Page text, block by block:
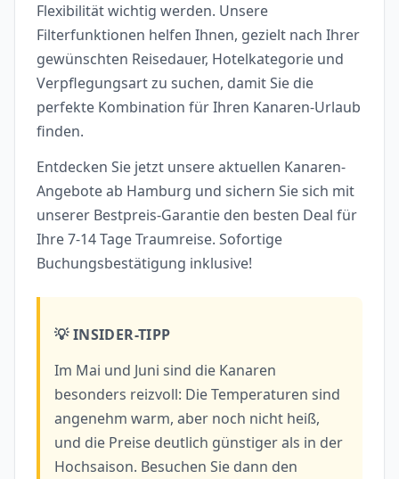
Flexibilität wichtig werden. Unsere
Filterfunktionen helfen Ihnen, gezielt nach Ihrer
gewünschten Reisedauer, Hotelkategorie und
Verpflegungsart zu suchen, damit Sie die
perfekte Kombination für Ihren Kanaren-Urlaub
finden.
Entdecken Sie jetzt unsere aktuellen Kanaren-
Angebote ab Hamburg und sichern Sie sich mit
unserer Bestpreis-Garantie den besten Deal für
Ihre 7-14 Tage Traumreise. Sofortige
Buchungsbestätigung inklusive!
💡 INSIDER-TIPP
Im Mai und Juni sind die Kanaren
besonders reizvoll: Die Temperaturen sind
angenehm warm, aber noch nicht heiß,
und die Preise deutlich günstiger als in der
Hochsaison. Besuchen Sie dann den